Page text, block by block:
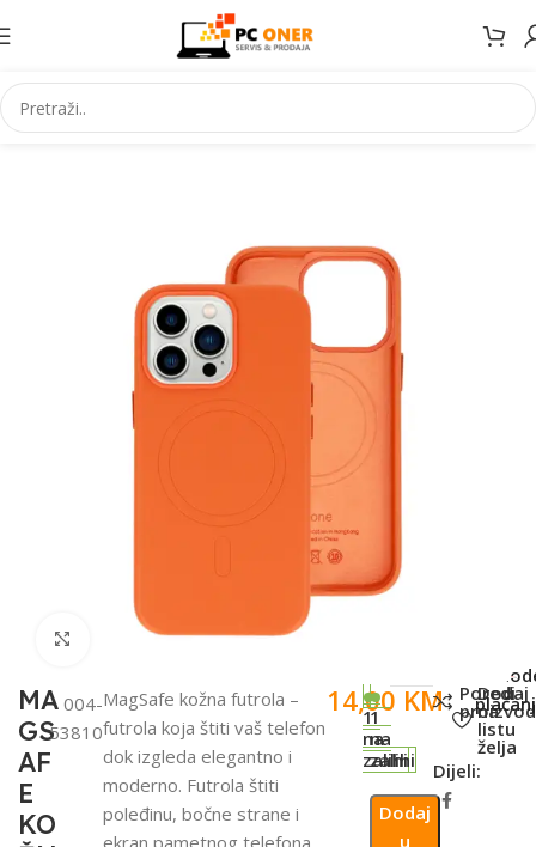
Početna Elektronika Mobiteli Maske za mobitele i dodaci
Click to enlarge
MA
GS
AF
E
KO
004-
53810
MagSafe kožna futrola –
futrola koja štiti vaš telefon
dok izgleda elegantno i
moderno. Futrola štiti
poleđinu, bočne strane i
ekran pametnog telefona.
14,00 KM
1
na
zalihi
1
na
zalihi
Dodaj
u
Poredi
proizvod
Dodaj
na
listu
želja
Dijeli: